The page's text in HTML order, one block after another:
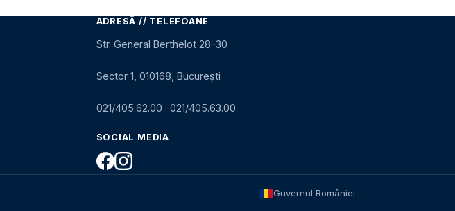
ADRESĂ // TELEFOANE
Str. General Berthelot 28–30
Sector 1, 010168, București
021/405.62.00 · 021/405.63.00
SOCIAL MEDIA
Guvernul României